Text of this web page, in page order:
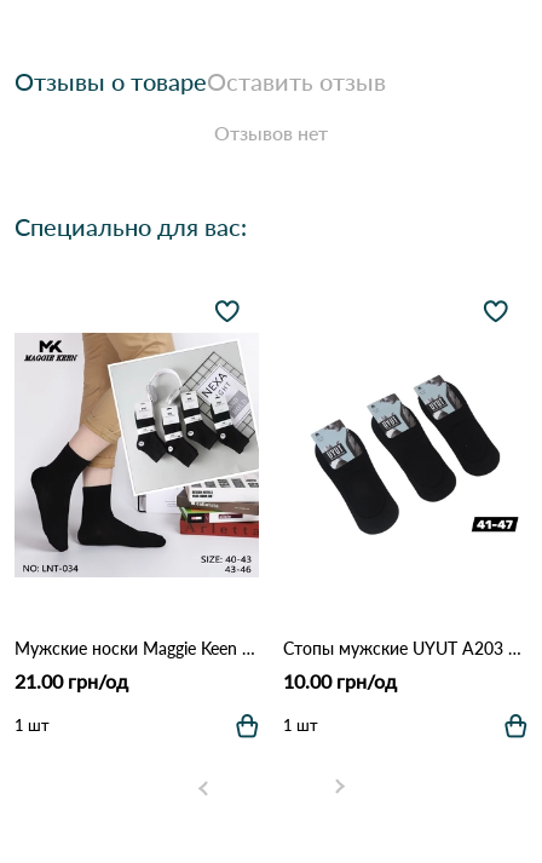
Отзывы о товареОставить отзыв
Отзывов нет
Специально для вас:
Мужские носки Maggie Keen MK 034 Черный
21.00 грн/од
1 шт
Стопы мужские UYUT A203 Черный
10.00 грн/од
1 шт